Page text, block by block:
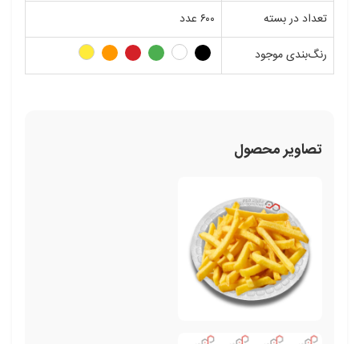
تعداد در بسته
۶۰۰ عدد
رنگ‌بندی موجود
تصاویر محصول